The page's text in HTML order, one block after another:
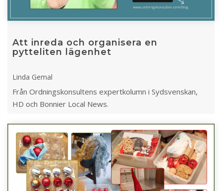
Att inreda och organisera en
pytteliten lägenhet
Linda Gemal
Från Ordningskonsultens expertkolumn i Sydsvenskan,
HD och Bonnier Local News.